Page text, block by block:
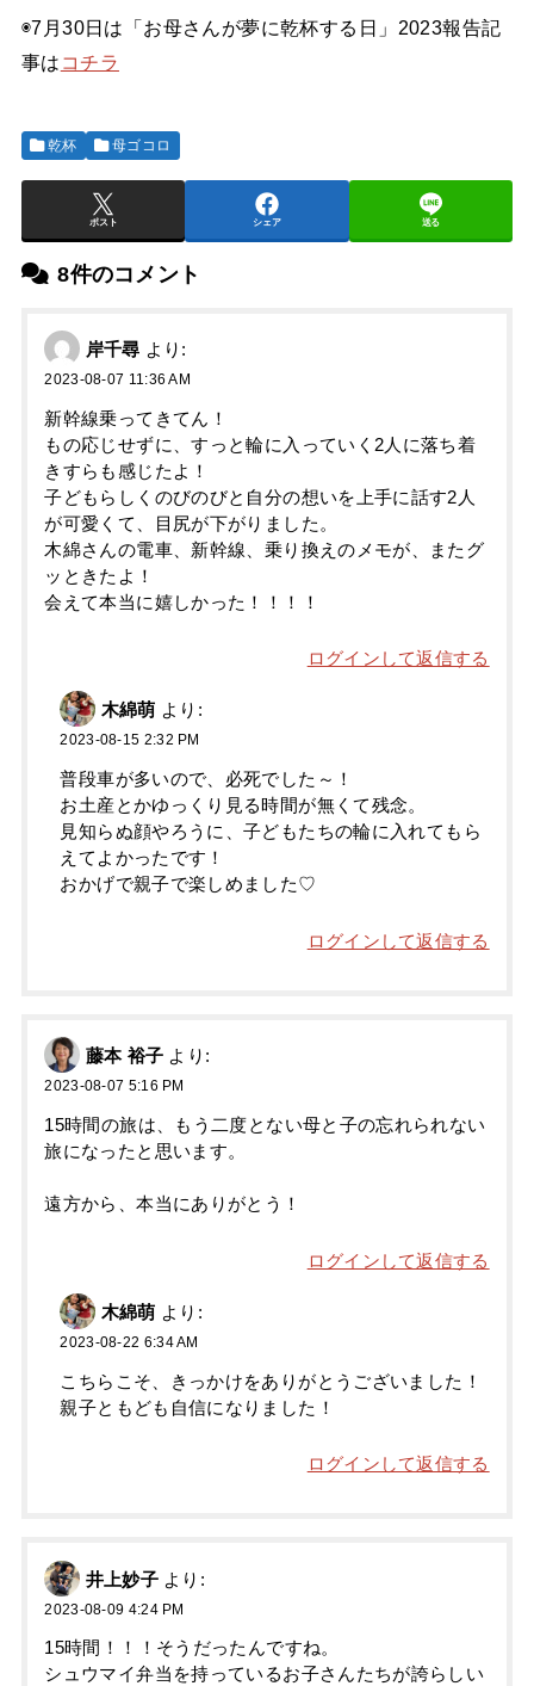
◉7月30日は「お母さんが夢に乾杯する日」2023報告記
事は コチラ
乾杯 母ゴコロ
ポスト シェア 送る
8件のコメント
岸千尋 より:
2023-08-07 11:36 AM
新幹線乗ってきてん！
もの応じせずに、すっと輪に入っていく2人に落ち着
きすらも感じたよ！
子どもらしくのびのびと自分の想いを上手に話す2人
が可愛くて、目尻が下がりました。
木綿さんの電車、新幹線、乗り換えのメモが、またグ
ッときたよ！
会えて本当に嬉しかった！！！！
ログインして返信する
木綿萌 より:
2023-08-15 2:32 PM
普段車が多いので、必死でした～！
お土産とかゆっくり見る時間が無くて残念。
見知らぬ顔やろうに、子どもたちの輪に入れてもら
えてよかったです！
おかげで親子で楽しめました♡
ログインして返信する
藤本 裕子 より:
2023-08-07 5:16 PM
15時間の旅は、もう二度とない母と子の忘れられない
旅になったと思います。
遠方から、本当にありがとう！
ログインして返信する
木綿萌 より:
2023-08-22 6:34 AM
こちらこそ、きっかけをありがとうございました！
親子ともども自信になりました！
ログインして返信する
井上妙子 より:
2023-08-09 4:24 PM
15時間！！！そうだったんですね。
シュウマイ弁当を持っているお子さんたちが誇らしい